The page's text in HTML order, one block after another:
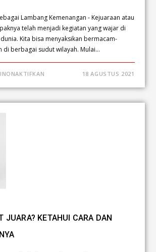
Lambang Kemenangan - Kejuaraan atau
telah menjadi kegiatan yang wajar di
Kita bisa menyaksikan bermacam-
di berbagai sudut wilayah. Mulai…
18 AGUSTUS 2021
JUARA? KETAHUI CARA DAN